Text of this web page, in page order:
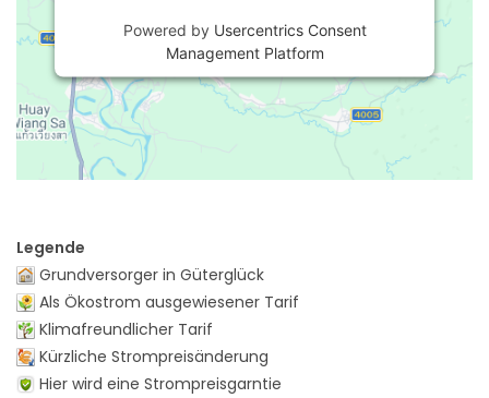
Powered by Usercentrics Consent
Management Platform
Legende
Grundversorger in Güterglück
Als Ökostrom ausgewiesener Tarif
Klimafreundlicher Tarif
Kürzliche Strompreisänderung
Hier wird eine Strompreisgarntie